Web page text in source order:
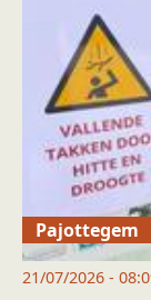
Pajottegem
21/07/2026 -